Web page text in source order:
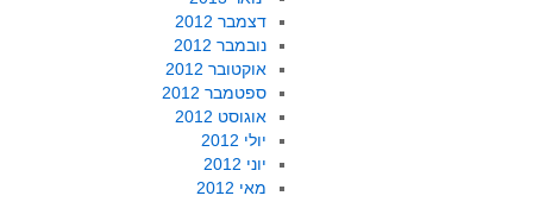
דצמבר 2012
נובמבר 2012
אוקטובר 2012
ספטמבר 2012
אוגוסט 2012
יולי 2012
יוני 2012
מאי 2012